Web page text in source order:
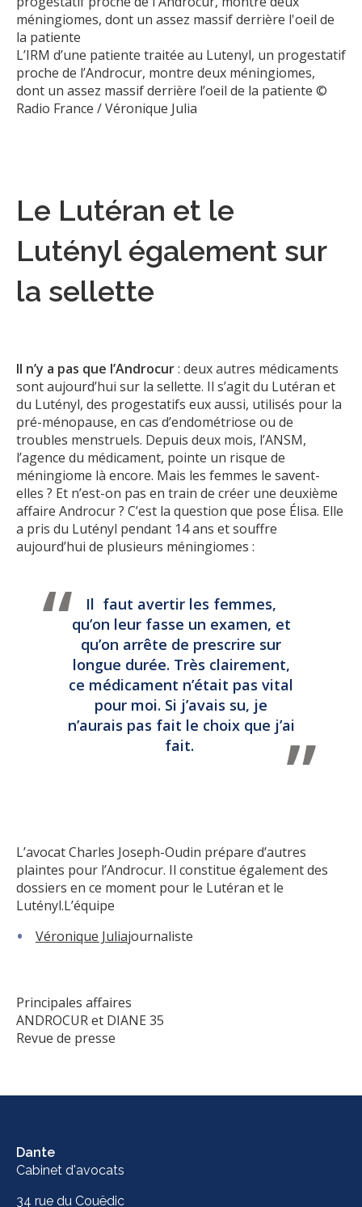
L’IRM d’une patiente traitée au Lutenyl, un progestatif
proche de l’Androcur, montre deux méningiomes,
dont un assez massif derrière l’oeil de la patiente ©
Radio France / Véronique Julia
Le Lutéran et le
Lutényl également sur
la sellette
Il n’y a pas que l’Androcur: deux autres médicaments
sont aujourd’hui sur la sellette. Il s’agit du Lutéran et
du Lutényl, des progestatifs eux aussi, utilisés pour la
pré-ménopause, en cas d’endométriose ou de
troubles menstruels. Depuis deux mois, l’ANSM,
l’agence du médicament, pointe un risque de
méningiome là encore. Mais les femmes le savent-
elles ? Et n’est-on pas en train de créer une deuxième
affaire Androcur ? C’est la question que pose Élisa. Elle
a pris du Lutényl pendant 14 ans et souffre
aujourd’hui de plusieurs méningiomes :
Il faut avertir les femmes,
qu’on leur fasse un examen, et
qu’on arrête de prescrire sur
longue durée. Très clairement,
ce médicament n’était pas vital
pour moi. Si j’avais su, je
n’aurais pas fait le choix que j’ai
fait.
L’avocat Charles Joseph-Oudin prépare d’autres
plaintes pour l’Androcur. Il constitue également des
dossiers en ce moment pour le Lutéran et le
Lutényl.L’équipe
Véronique Juliajournaliste
Principales affaires
ANDROCUR et DIANE 35
Revue de presse
Dante
Cabinet d'avocats
34 rue du Couëdic